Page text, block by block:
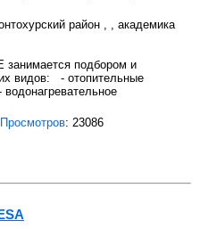
район , , академика
занимается подбором и
видов: - отопительные
Просмотров: 23086